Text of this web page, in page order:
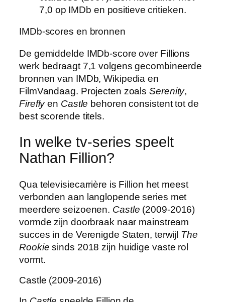
7,0 op IMDb en positieve critieken.
IMDb-scores en bronnen
De gemiddelde IMDb-score over Fillions
werk bedraagt 7,1 volgens gecombineerde
bronnen van IMDb, Wikipedia en
FilmVandaag. Projecten zoalsSerenity,
Fireflyen Castle behoren consistent tot de
best scorende titels.
In welke tv-series speelt
Nathan Fillion?
Qua televisiecarrière is Fillion het meest
verbonden aan langlopende series met
meerdere seizoenen. Castle (2009-2016)
vormde zijn doorbraak naar mainstream
succes in de Verenigde Staten, terwijl The
Rookie sinds 2018 zijn huidige vaste rol
vormt.
Castle (2009-2016)